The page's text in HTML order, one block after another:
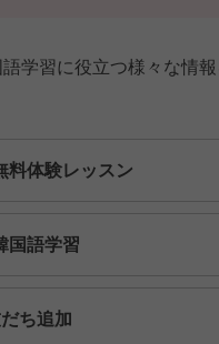
学習に役立つ様々な情
料体験レッスン
国語学習
ち追加